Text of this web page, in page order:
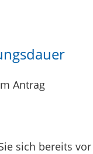
Antrag
sich bereits